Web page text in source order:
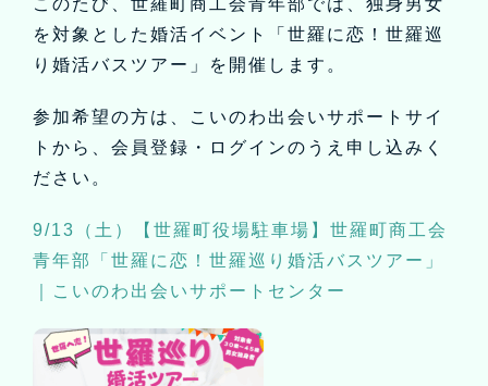
このたび、世羅町商工会青年部では、独身男女
を対象とした婚活イベント「世羅に恋！世羅巡
り婚活バスツアー」を開催します。
参加希望の方は、こいのわ出会いサポートサイ
トから、会員登録・ログインのうえ申し込みく
ださい。
9/13（土）【世羅町役場駐車場】世羅町商工会
青年部「世羅に恋！世羅巡り婚活バスツアー」
｜こいのわ出会いサポートセンター